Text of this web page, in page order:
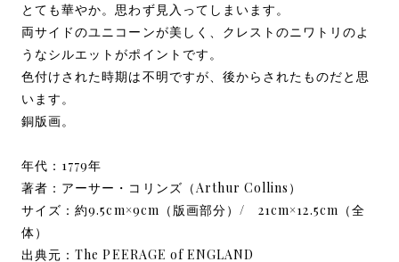
とても華やか。思わず見入ってしまいます。
両サイドのユニコーンが美しく、クレストのニワトリのよ
うなシルエットがポイントです。
色付けされた時期は不明ですが、後からされたものだと思
います。
銅版画。
年代：1779年
著者：アーサー・コリンズ（Arthur Collins）
サイズ：約9.5cm×9cm（版画部分）/ 21cm×12.5cm（全
体）
出典元：The PEERAGE of ENGLAND